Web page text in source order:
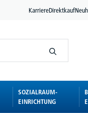
KarriereDirektkauf
SOZIALRAUM-
EINRICHTUNG